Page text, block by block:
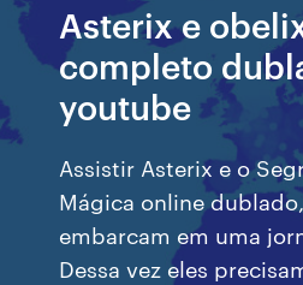
Asterix e
completo
youtube
Assistir Asterix e o
Mágica online
embarcam em uma
Dessa vez eles